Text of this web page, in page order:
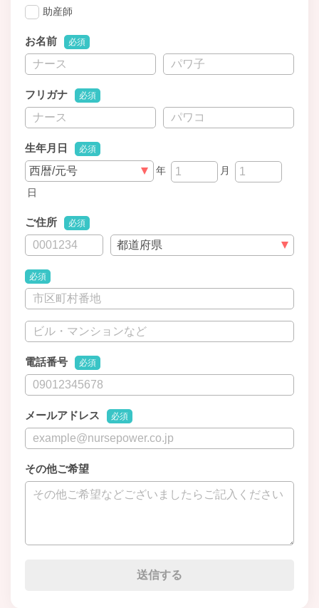
助産師
お名前 必須
フリガナ 必須
生年月日 必須
年
月
日
ご住所 必須
必須
電話番号 必須
メールアドレス 必須
その他ご希望